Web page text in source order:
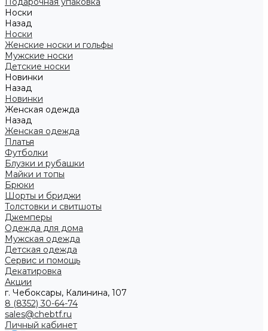
Носки
Назад
Носки
Женские носки и гольфы
Мужские носки
Детские носки
Новинки
Назад
Новинки
Женская одежда
Назад
Женская одежда
Платья
Футболки
Блузки и рубашки
Майки и топы
Брюки
Шорты и бриджи
Толстовки и свитшоты
Джемперы
Одежда для дома
Мужская одежда
Детская одежда
Сервис и помощь
Декатировка
Акции
г. Чебоксары, Калинина, 107
8 (8352) 30-64-74
sales@chebtf.ru
Личный кабинет